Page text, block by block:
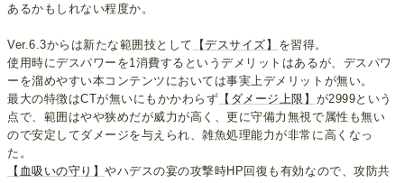
あるかもしれない程度か。
Ver.6.3からは新たな範囲技として 【デスサイズ】 を習得。
使用時にデスパワーを1消費するというデメリットはあるが、デスパワ
ーを溜めやすい本コンテンツにおいては事実上デメリットが無い。
最大の特徴はCTが無いにもかかわらず 【ダメージ上限】 が2999という
点で、範囲はやや狭めだが威力が高く、更に守備力無視で属性も無い
ので安定してダメージを与えられ、雑魚処理能力が非常に高くなっ
た。
【血吸いの守り】やハデスの宴の攻撃時HP回復も有効なので、攻防共